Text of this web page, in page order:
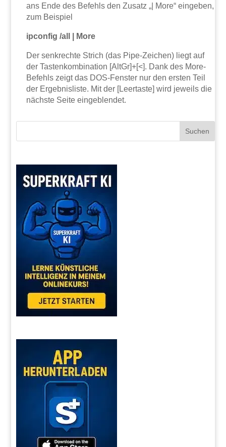
ans Ende des Befehls den Zusatz „| More“ eingeben,
zum Beispiel
ipconfig /all | More
Der senkrechte Strich (das Pipe-Zeichen) liegt auf
der Tastenkombination [AltGr]+[<]. Dank des More-
Befehls zeigt das DOS-Fenster nur den ersten Teil
der Ergebnisliste. Mit der [Leertaste] wird jeweils die
nächste Seite eingeblendet.